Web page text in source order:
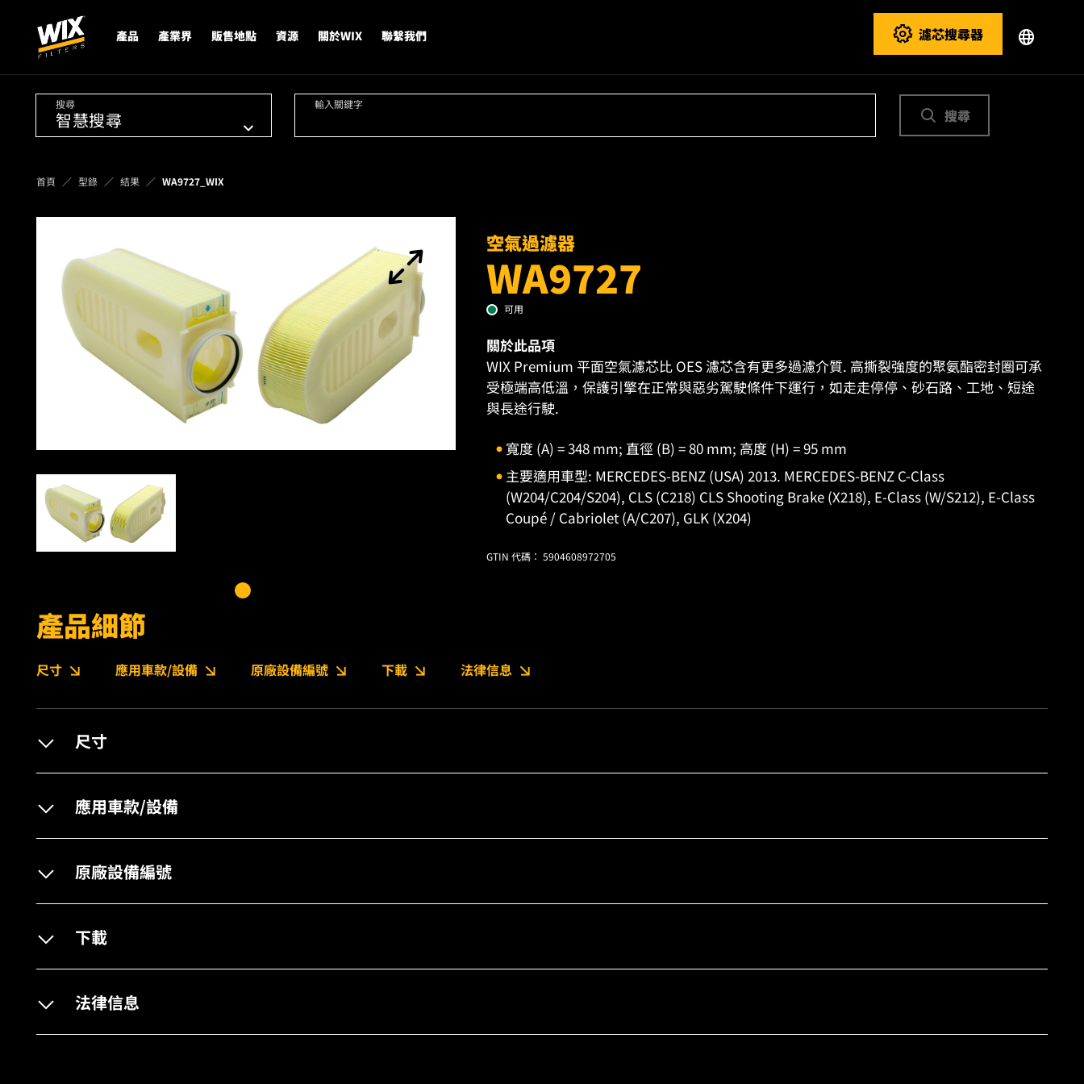
產品 產業界 販售地點 資源 關於WIX 聯繫我們 濾芯搜尋器
搜尋 輸入關鍵字
搜尋
首頁 型錄 結果 WA9727_WIX
空氣過濾器
WA9727
可用
關於此品項
WIX Premium 平面空氣濾芯比 OES 濾芯含有更多過濾介質. 高撕裂強度的聚氨酯密封圈可承
受極端高低溫，保護引擎在正常與惡劣駕駛條件下運行，如走走停停、砂石路、工地、短途
與長途行駛.
寬度 (A) = 348 mm; 直徑 (B) = 80 mm; 高度 (H) = 95 mm
主要適用車型: MERCEDES-BENZ (USA) 2013. MERCEDES-BENZ C-Class
(W204/C204/S204), CLS (C218) CLS Shooting Brake (X218), E-Class (W/S212), E-Class
Coupé / Cabriolet (A/C207), GLK (X204)
GTIN 代碼： 5904608972705
產品細節
尺寸 應用車款/設備 原廠設備編號 下載 法律信息
尺寸
應用車款/設備
原廠設備編號
下載
法律信息